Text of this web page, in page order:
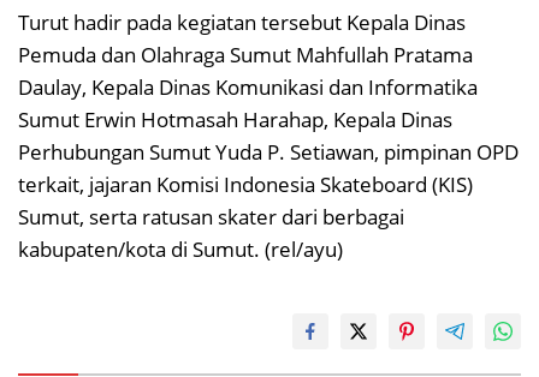
Turut hadir pada kegiatan tersebut Kepala Dinas
Pemuda dan Olahraga Sumut Mahfullah Pratama
Daulay, Kepala Dinas Komunikasi dan Informatika
Sumut Erwin Hotmasah Harahap, Kepala Dinas
Perhubungan Sumut Yuda P. Setiawan, pimpinan OPD
terkait, jajaran Komisi Indonesia Skateboard (KIS)
Sumut, serta ratusan skater dari berbagai
kabupaten/kota di Sumut. (rel/ayu)